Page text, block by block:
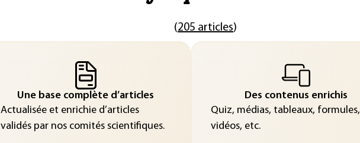
(205 articles)
Une base complète d’articles
Actualisée et enrichie d’articles
validés par nos comités scientifiques.
Des contenus enrichis
Quiz, médias, tableaux, formules,
vidéos, etc.